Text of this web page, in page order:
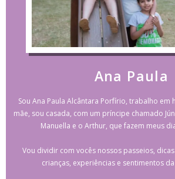
Ana Paula
Sou Ana Paula Alcântara Porfírio, trabalho
mãe, sou casada, com um príncipe chamado
Manuella e o Arthur, que fazem meus
Vou dividir com vocês nossos passeios,
crianças, experiências e sentimentos